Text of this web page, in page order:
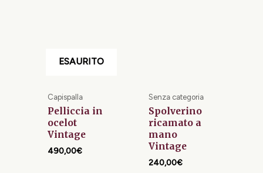
ESAURITO
Capispalla
Pelliccia in
ocelot
Vintage
490,00€
Senza categoria
Spolverino
ricamato a
mano
Vintage
240,00€